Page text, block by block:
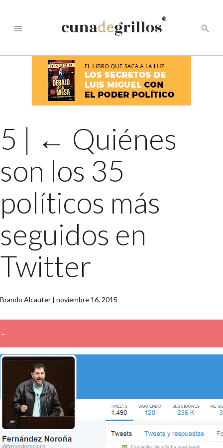
menu
®
search
5 | ← Quiénes
son los 35
políticos más
seguidos en
Twitter
Brando Alcauter | noviembre 16, 2015
←
→